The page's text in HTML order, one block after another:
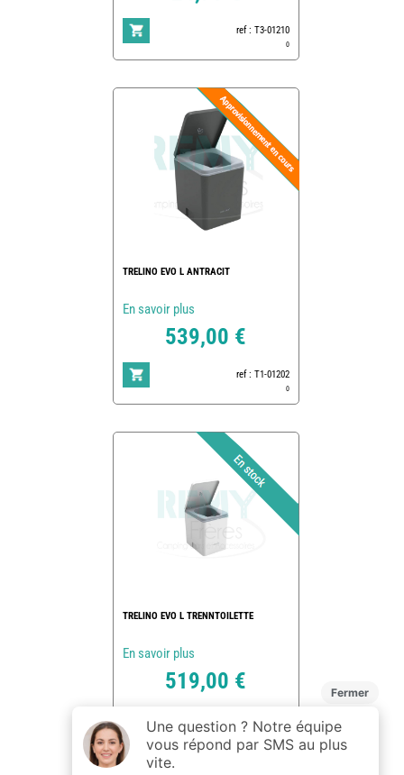
ref : T3-01210
0
TRELINO EVO L ANTRACIT
En savoir plus
539,00 €
ref : T1-01202
0
TRELINO EVO L TRENNTOILETTE
En savoir plus
519,00 €
ref : T1-01201
1